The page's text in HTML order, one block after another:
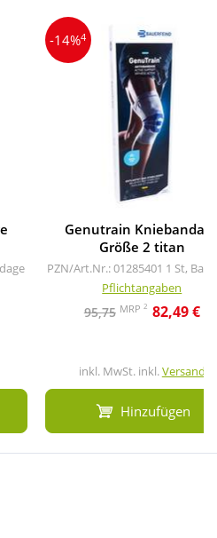
-14%4
Genutrain
Größe 2 titan
PZN/Art.Nr.: 01285401 1 St,
Pflichtangaben
95,75 MRP 2 82,49 €
inkl. MwSt. inkl.Versand
Hinzufügen